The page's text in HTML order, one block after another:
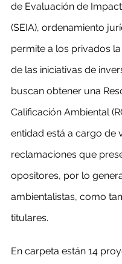
de Evaluación de
(SEIA), ordenamiento
permite a los privados
de las iniciativas de
buscan obtener una
Calificación Ambiental
entidad está a cargo de
reclamaciones que
opositores, por lo
ambientalistas, como
titulares.
En carpeta están 14